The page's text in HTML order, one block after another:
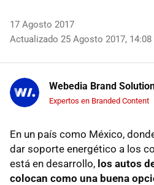
17 Agosto 2017
Actualizado 25 Agosto 2017, 14:08
Webedia Brand
Expertos en Branded Content
En un país como México,
dar soporte energético a los
está en desarrollo, los autos
colocan como una buena